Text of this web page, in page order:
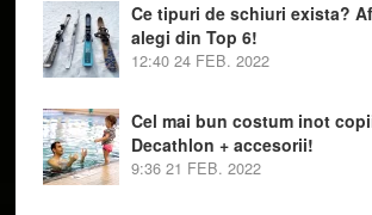
Ce tipuri de schiuri exista?
alegi din Top 6!
12:40 24 FEB. 2022
Cel mai bun costum inot
Decathlon + accesorii!
9:36 21 FEB. 2022